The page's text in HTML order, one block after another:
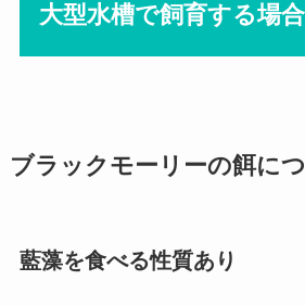
大型水槽で飼育する場合
ブラックモーリーの餌に
藍藻を食べる性質あり